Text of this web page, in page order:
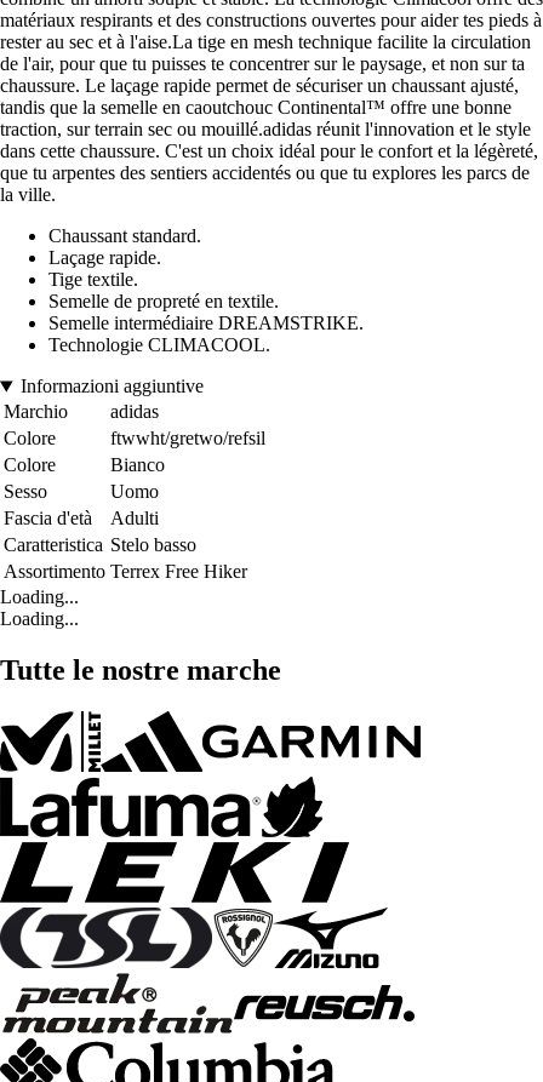
matériaux respirants et des constructions ouvertes pour aider tes pieds à
rester au sec et à l'aise.La tige en mesh technique facilite la circulation
de l'air, pour que tu puisses te concentrer sur le paysage, et non sur ta
chaussure. Le laçage rapide permet de sécuriser un chaussant ajusté,
tandis que la semelle en caoutchouc Continental™ offre une bonne
traction, sur terrain sec ou mouillé.adidas réunit l'innovation et le style
dans cette chaussure. C'est un choix idéal pour le confort et la légèreté,
que tu arpentes des sentiers accidentés ou que tu explores les parcs de
la ville.
Chaussant standard.
Laçage rapide.
Tige textile.
Semelle de propreté en textile.
Semelle intermédiaire DREAMSTRIKE.
Technologie CLIMACOOL.
Informazioni aggiuntive
Marchio
adidas
Colore
ftwwht/gretwo/refsil
Colore
Bianco
Sesso
Uomo
Fascia d'età
Adulti
Caratteristica Stelo basso
Assortimento Terrex Free Hiker
Loading...
Loading...
Tutte le nostre marche